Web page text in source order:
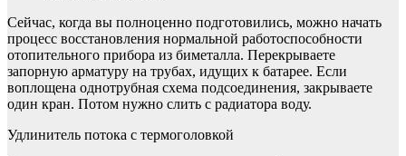
Сейчас, когда вы полноценно подготовились, можно начать
процесс восстановления нормальной работоспособности
отопительного прибора из биметалла. Перекрываете
запорную арматуру на трубах, идущих к батарее. Если
воплощена однотрубная схема подсоединения, закрываете
один кран. Потом нужно слить с радиатора воду.
Удлинитель потока с термоголовкой